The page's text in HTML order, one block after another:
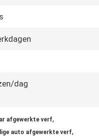
dag
afgewerkte verf,
auto afgewerkte verf,